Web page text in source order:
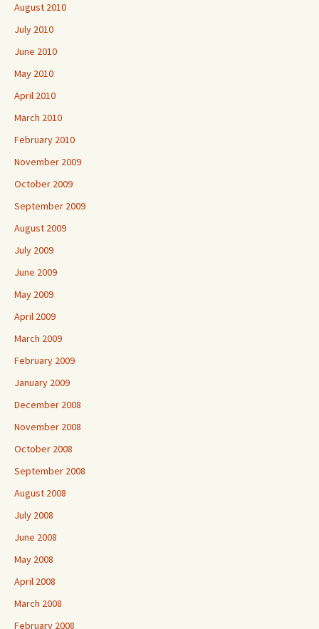
August 2010
July 2010
June 2010
May 2010
April 2010
March 2010
February 2010
November 2009
October 2009
September 2009
August 2009
July 2009
June 2009
May 2009
April 2009
March 2009
February 2009
January 2009
December 2008
November 2008
October 2008
September 2008
August 2008
July 2008
June 2008
May 2008
April 2008
March 2008
February 2008